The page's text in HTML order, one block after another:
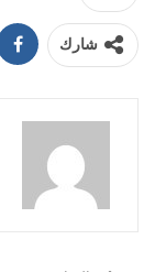
شارك